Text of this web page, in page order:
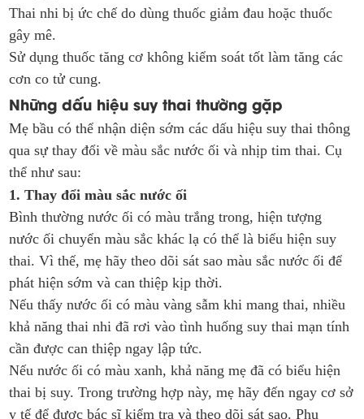
Thai nhi bị ức chế do dùng thuốc giảm đau hoặc thuốc
gây mê.
Sử dụng thuốc tăng cơ không kiểm soát tốt làm tăng các
cơn co tử cung.
Những dấu hiệu suy thai thường gặp
Mẹ bầu có thể nhận diện sớm các dấu hiệu suy thai thông
qua sự thay đổi về màu sắc nước ối và nhịp tim thai. Cụ
thể như sau:
1. Thay đổi màu sắc nước ối
Bình thường nước ối có màu trắng trong, hiện tượng
nước ối chuyển màu sắc khác lạ có thể là biểu hiện suy
thai. Vì thế, mẹ hãy theo dõi sát sao màu sắc nước ối để
phát hiện sớm và can thiệp kịp thời.
Nếu thấy nước ối có màu vàng sẫm khi mang thai, nhiều
khả năng thai nhi đã rơi vào tình huống suy thai mạn tính
cần được can thiệp ngay lập tức.
Nếu nước ối có màu xanh, khả năng mẹ đã có biểu hiện
thai bị suy. Trong trường hợp này, mẹ hãy đến ngay cơ sở
y tế để được bác sĩ kiểm tra và theo dõi sát sao. Phụ